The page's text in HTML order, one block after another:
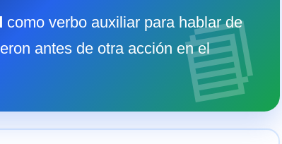
como verbo auxiliar para hablar de
antes de otra acción en el